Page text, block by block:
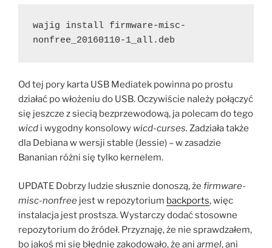
wajig install firmware-misc-
nonfree_20160110-1_all.deb
Od tej pory karta USB Mediatek powinna po prostu
działać po włożeniu do USB. Oczywiście należy połączyć
się jeszcze z siecią bezprzewodową, ja polecam do tego
wicd i wygodny konsolowy wicd-curses. Zadziała także
dla Debiana w wersji stable (Jessie) – w zasadzie
Bananian różni się tylko kernelem.
UPDATE Dobrzy ludzie słusznie donoszą, że firmware-
misc-nonfree jest w repozytorium backports, więc
instalacja jest prostsza. Wystarczy dodać stosowne
repozytorium do źródeł. Przyznaję, że nie sprawdzałem,
bo jakoś mi się błędnie zakodowało, że ani armel, ani